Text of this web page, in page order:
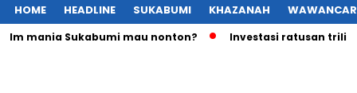
HOME HEADLINE SUKABUMI KHAZANAH
Sukabumi mau nonton? Investasi ratusan triliun